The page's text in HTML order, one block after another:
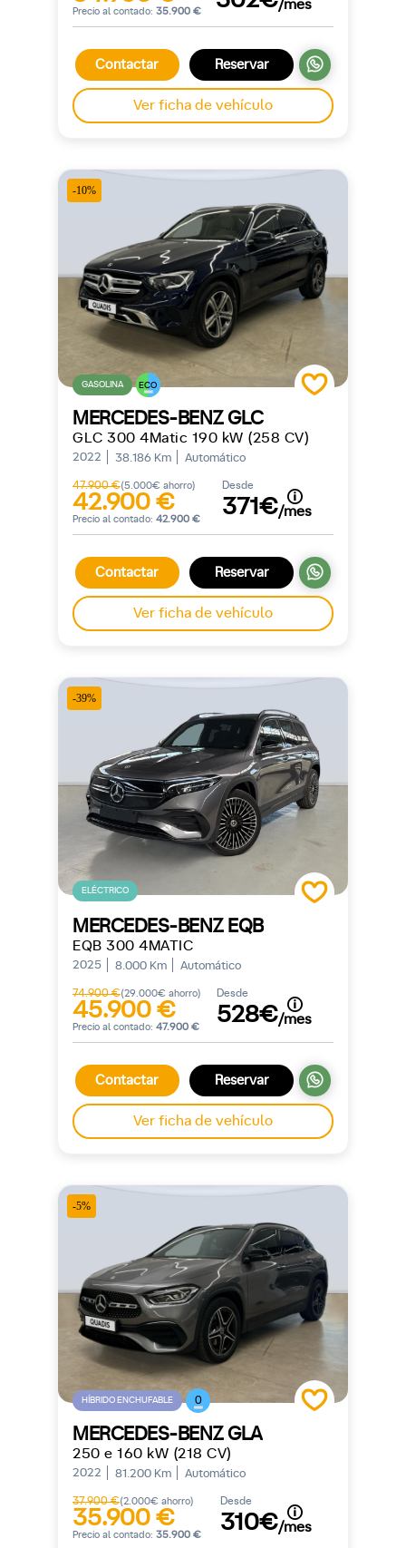
Precio al contado: 35.900 € /mes
Contactar Reservar
Ver ficha de vehículo
-10%
GASOLINA ECO
MERCEDES-BENZ GLC
GLC 300 4Matic 190 kW (258 CV)
2022 38.186 Km Automático
47.900 €(5.000€ ahorro)
42.900 €
Precio al contado: 42.900 €
Desde
371€/mes
Contactar Reservar
Ver ficha de vehículo
-39%
ELÉCTRICO
MERCEDES-BENZ EQB
EQB 300 4MATIC
2025 8.000 Km Automático
74.900 €(29.000€ ahorro)
45.900 €
Precio al contado: 47.900 €
Desde
528€/mes
Contactar Reservar
Ver ficha de vehículo
-5%
HÍBRIDO ENCHUFABLE 0
MERCEDES-BENZ GLA
250 e 160 kW (218 CV)
2022 81.200 Km Automático
37.900 €(2.000€ ahorro)
35.900 €
Precio al contado: 35.900 €
Desde
310€/mes